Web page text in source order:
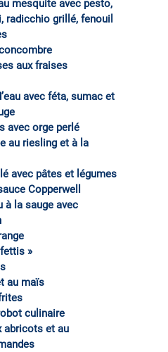
mesquite avec pesto,
radicchio grillé, fenouil
aux fraises
avec féta, sumac et
avec orge perlé
au riesling et à la
avec pâtes et légumes
Copperwell
à la sauge avec
»
au maïs
culinaire
abricots et au